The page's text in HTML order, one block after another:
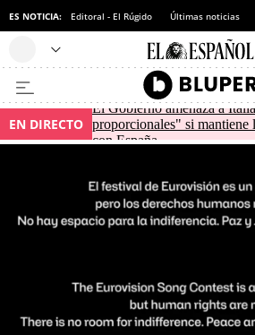
ES NOTICIA: Editoral - El Rúgido Últimas noticias
EN DIRECTO
El Gobierno amenaza a
proporcionales" si mantiene
con España